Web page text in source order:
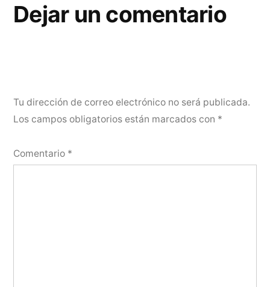
Dejar un comentario
Tu dirección de correo electrónico no será publicada.
Los campos obligatorios están marcados con *
Comentario *